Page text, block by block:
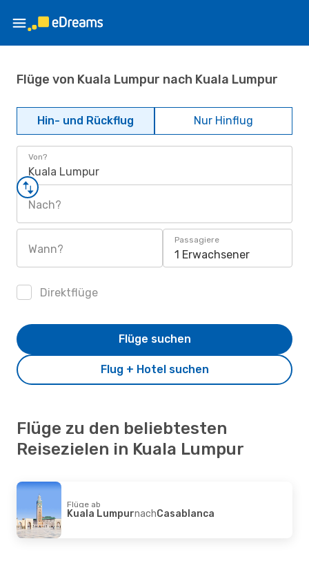
Flüge von Kuala Lumpur nach Kuala Lumpur
Hin- und Rückflug Nur Hinflug
Von?
Kuala Lumpur
Nach?
Wann?
Passagiere
1 Erwachsener
Direktflüge
Flug + Hotel suchen
Flüge suchen
Flüge zu den beliebtesten
Reisezielen in Kuala Lumpur
Flüge ab
Kuala LumpurnachCasablanca